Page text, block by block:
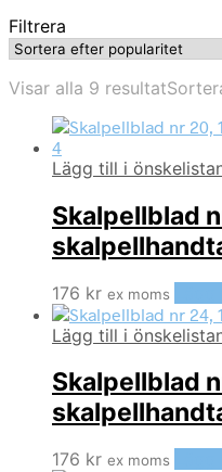
Filtrera
Visar alla 9 resultat
Lägg till i
Skalpellblad
176 kr ex moms
Lägg till i
Skalpellblad
176 kr ex moms